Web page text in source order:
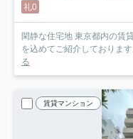
礼0
閑静な住宅地 東京都内の賃
を込めてご紹介しておりま
る
賃貸マンション